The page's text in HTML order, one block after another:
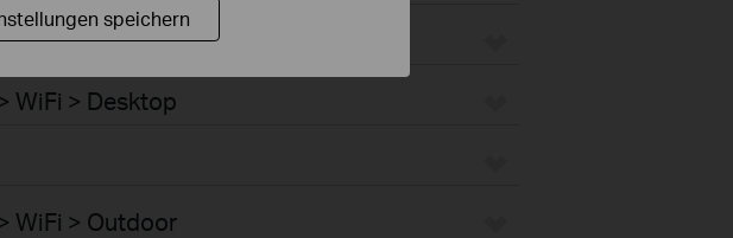
WiFi > Wall Plate
WiFi > Desktop
WiFi > Outdoor
speichern